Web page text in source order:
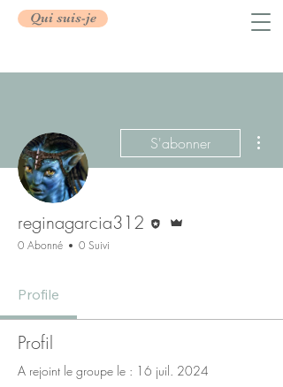
Qui suis-je
S'abonner
reginagarcia312
0 Abonné 0 Suivi
Profile
Profil
A rejoint le groupe le : 16 juil. 2024